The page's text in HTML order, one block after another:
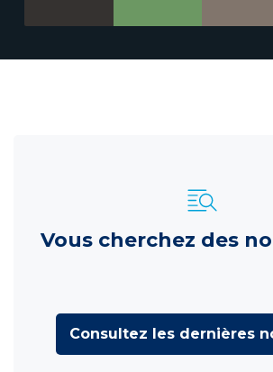
Vous cherchez des
Consultez les dernières